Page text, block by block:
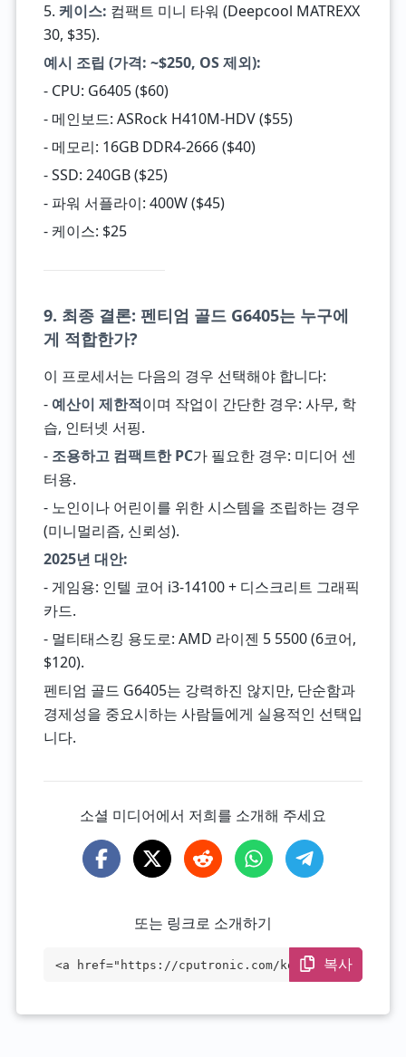
5. 케이스: 컴팩트 미니 타워 (Deepcool MATREXX
30, $35).
예시 조립 (가격: ~$250, OS 제외):
- CPU: G6405 ($60)
- 메인보드: ASRock H410M-HDV ($55)
- 메모리: 16GB DDR4-2666 ($40)
- SSD: 240GB ($25)
- 파워 서플라이: 400W ($45)
- 케이스: $25
9. 최종 결론: 펜티엄 골드 G6405는 누구에
게 적합한가?
이 프로세서는 다음의 경우 선택해야 합니다:
- 예산이 제한적이며 작업이 간단한 경우: 사무, 학
습, 인터넷 서핑.
- 조용하고 컴팩트한 PC가 필요한 경우: 미디어 센
터용.
- 노인이나 어린이를 위한 시스템을 조립하는 경우
(미니멀리즘, 신뢰성).
2025년 대안:
- 게임용: 인텔 코어 i3-14100 + 디스크리트 그래픽
카드.
- 멀티태스킹 용도로: AMD 라이젠 5 5500 (6코어,
$120).
펜티엄 골드 G6405는 강력하진 않지만, 단순함과
경제성을 중요시하는 사람들에게 실용적인 선택입
니다.
소셜 미디어에서 저희를 소개해 주세요
또는 링크로 소개하기
<a href="https://cputronic.com/ko/cpu/in
복사